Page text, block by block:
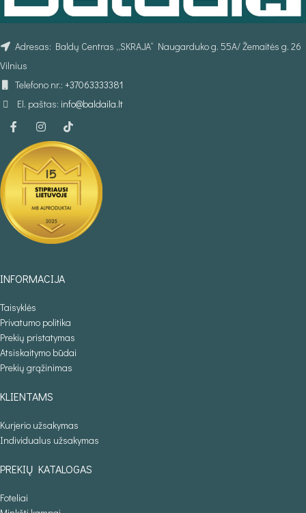
Adresas: Baldų Centras „SKRAJA“ Naugarduko g. 55A/ Žemaitės g. 26
Vilnius
Telefono nr.: +37063333381
El. paštas: info@baldaila.lt
INFORMACIJA
Taisyklės
Privatumo politika
Prekių pristatymas
Atsiskaitymo būdai
Prekių grąžinimas
KLIENTAMS
Kurjerio užsakymas
Individualus užsakymas
PREKIŲ KATALOGAS
Foteliai